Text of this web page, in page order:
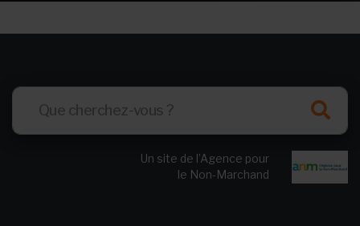
Un site de l’Agence pour
le Non-Marchand